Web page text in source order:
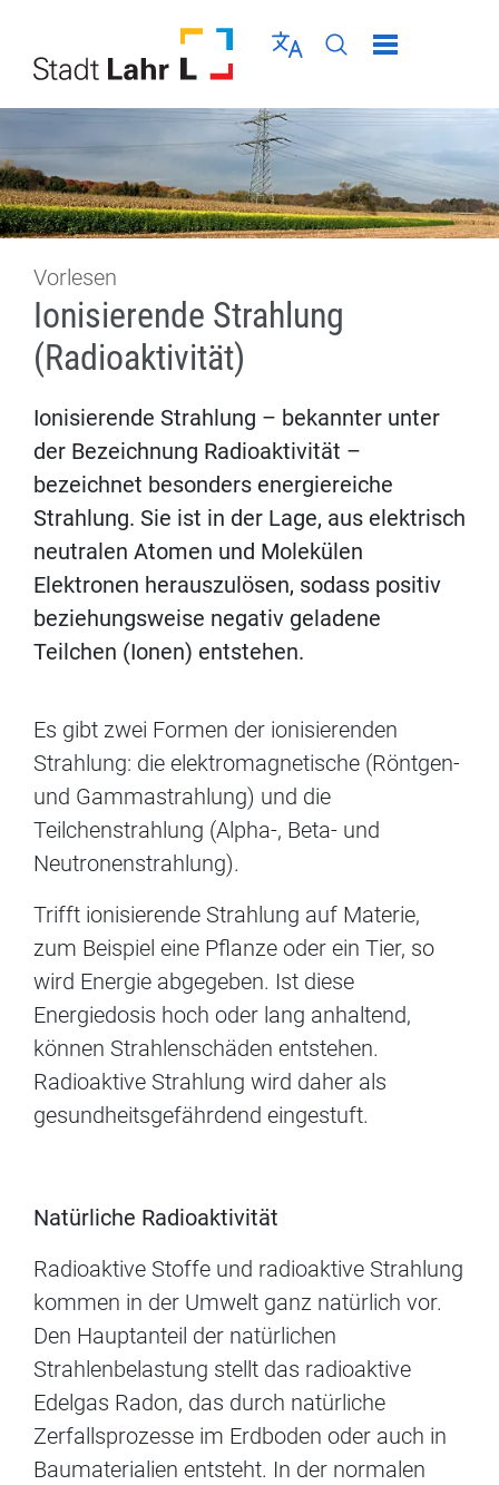
Sprache wählen
Seiten-Suche
Menü schließen
Vorlesen
Ionisierende Strahlung
(Radioaktivität)
Ionisierende Strahlung – bekannter unter
der Bezeichnung Radioaktivität –
bezeichnet besonders energiereiche
Strahlung. Sie ist in der Lage, aus elektrisch
neutralen Atomen und Molekülen
Elektronen herauszulösen, sodass positiv
beziehungsweise negativ geladene
Teilchen (Ionen) entstehen.
Es gibt zwei Formen der ionisierenden
Strahlung: die elektromagnetische (Röntgen-
und Gammastrahlung) und die
Teilchenstrahlung (Alpha-, Beta- und
Neutronenstrahlung).
Trifft ionisierende Strahlung auf Materie,
zum Beispiel eine Pflanze oder ein Tier, so
wird Energie abgegeben. Ist diese
Energiedosis hoch oder lang anhaltend,
können Strahlenschäden entstehen.
Radioaktive Strahlung wird daher als
gesundheitsgefährdend eingestuft.
Natürliche Radioaktivität
Radioaktive Stoffe und radioaktive Strahlung
kommen in der Umwelt ganz natürlich vor.
Den Hauptanteil der natürlichen
Strahlenbelastung stellt das radioaktive
Edelgas Radon, das durch natürliche
Zerfallsprozesse im Erdboden oder auch in
Baumaterialien entsteht. In der normalen